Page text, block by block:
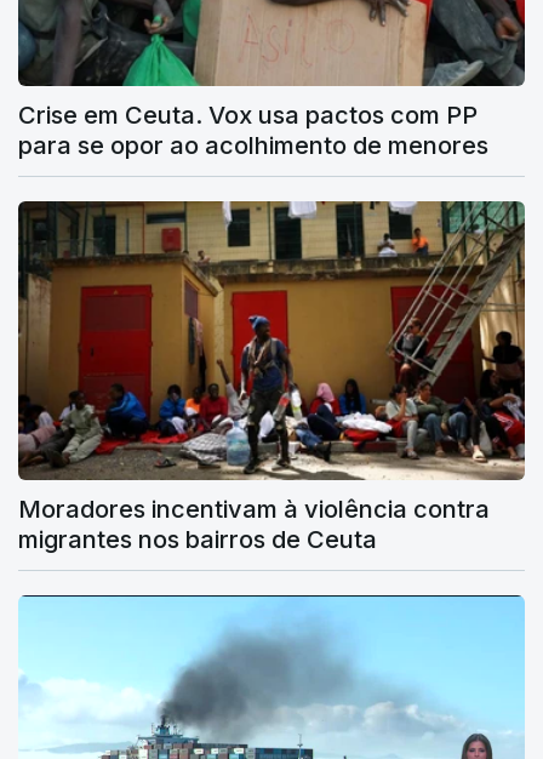
Crise em Ceuta. Vox usa pactos com PP
para se opor ao acolhimento de menores
Moradores incentivam à violência contra
migrantes nos bairros de Ceuta